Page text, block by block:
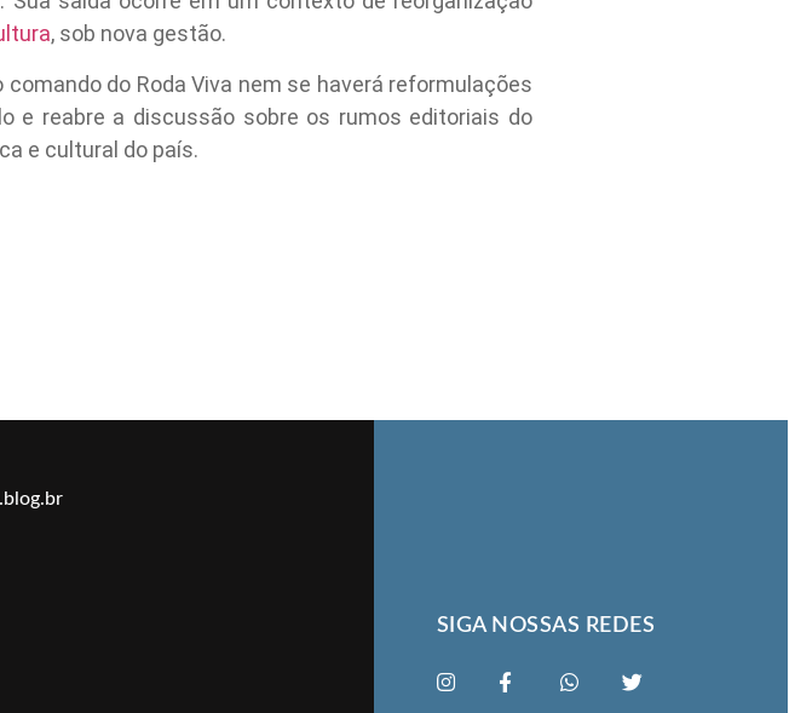
, sob nova gestão.
do Roda Viva nem se haverá reformulações
e reabre a discussão sobre os rumos editoriais do
e cultural do país.
SIGA NOSSAS REDES